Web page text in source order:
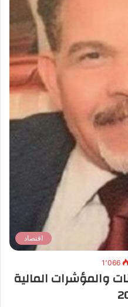
اقتصاد
1٬066
والمؤشرات المالية